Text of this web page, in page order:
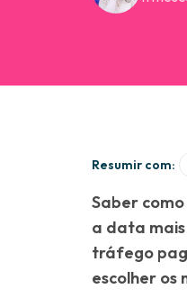
Resumir com:
Saber
a data
tráfego
escolher os